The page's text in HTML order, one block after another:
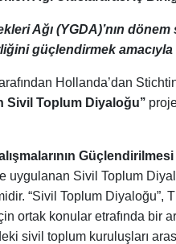
Ağı (YGDA)’nın
güçlendirmek
Hollanda’dan
Toplum Diyaloğu’’
Sivil Toplum
“Sivil Toplum Diyaloğu”,
ortak konular etrafında bir
sivil toplum kuruluşları